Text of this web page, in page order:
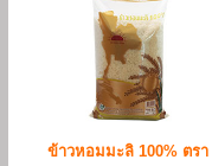
ข้าวหอมมะลิ 100% ตรา